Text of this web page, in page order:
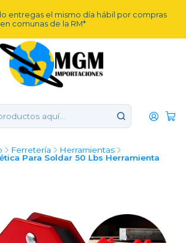
entregas el mismo día hábil por compras
en comunas de la RM*
Ferretería
Herramientas
Para Soldar 50 Lbs Herramienta